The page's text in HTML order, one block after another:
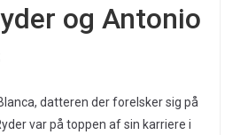
og Antonio
datteren der forelsker sig på
var på toppen af sin karriere i